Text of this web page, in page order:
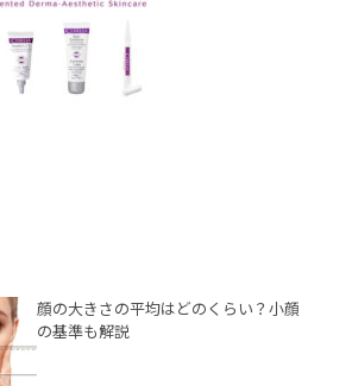
顔の大きさの平均はどのくらい？小顔
の基準も解説